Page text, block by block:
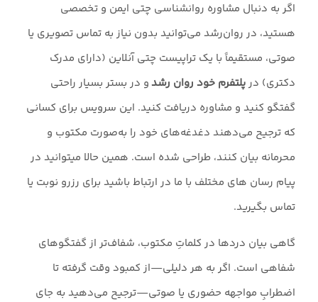
اگر به دنبال مشاوره روانشناسی چتی ایمن و تخصصی
هستید، در روان‌رشد می‌توانید بدون نیاز به تماس تصویری یا
صوتی، مستقیماً با یک تراپیست چتی آنلاین (دارای مدرک
دکتری) درپلتفرم خود روان رشدو در بستر بسیار راحتی
گفتگو کنید و مشاوره دریافت کنید. این سرویس برای کسانی
که ترجیح می‌دهند دغدغه‌های خود را به‌صورت مکتوب و
محرمانه بیان کنند، طراحی شده است. همین حالا میتوانید در
پیام رسان های مختلف با ما در ارتباط باشید برای رزرو نوبت یا
تماس بگیرید.
گاهی بیان دردها در کلماتِ مکتوب، شفاف‌تر از گفتگوهای
شفاهی است. اگر به هر دلیلی—از کمبود وقت گرفته تا
اضطرابِ مواجهه حضوری یا صوتی—ترجیح می‌دهید به جای